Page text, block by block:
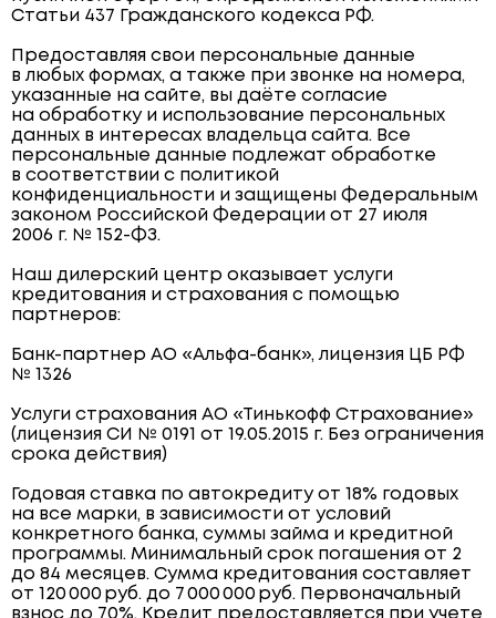
Статьи 437 Гражданского кодекса РФ.
Предоставляя свои персональные данные
в любых формах, а также при звонке на номера,
указанные на сайте, вы даёте согласие
на обработку и использование персональных
данных в интересах владельца сайта. Все
персональные данные подлежат обработке
в соответствии с политикой
конфиденциальности и защищены Федеральным
законом Российской Федерации от 27 июля
2006 г. № 152-ФЗ.
Наш дилерский центр оказывает услуги
кредитования и страхования с помощью
партнеров:
Банк-партнер АО «Альфа-банк», лицензия ЦБ РФ
№ 1326
Услуги страхования АО «Тинькофф Страхование»
(лицензия СИ № 0191 от 19.05.2015 г. Без ограничения
срока действия)
Годовая ставка по автокредиту от 18% годовых
на все марки, в зависимости от условий
конкретного банка, суммы займа и кредитной
программы. Минимальный срок погашения от 2
до 84 месяцев. Сумма кредитования составляет
от 120 000 руб. до 7 000 000 руб. Первоначальный
взнос до 70%. Кредит предоставляется при учете